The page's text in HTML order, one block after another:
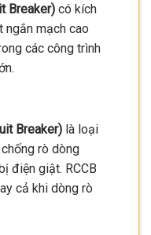
Breaker) có kích
ngắn mạch cao
các công trình
Breaker) là loại
rò dòng
điện giật. RCCB
cả khi dòng rò